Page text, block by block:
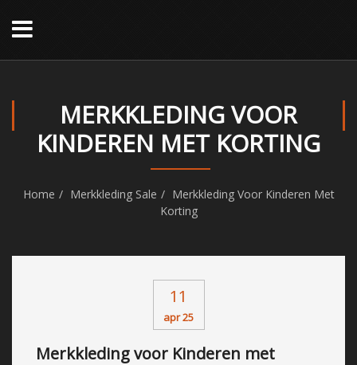
MERKKLEDING VOOR
KINDEREN MET KORTING
Home Merkkleding Sale
Merkkleding Voor Kinderen Met
Korting
11
apr 25
Merkkleding voor Kinderen met